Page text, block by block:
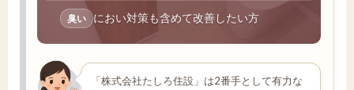
臭い におい対策も含めて改善したい方
「株式会社たしろ住設」は2番手として有力な